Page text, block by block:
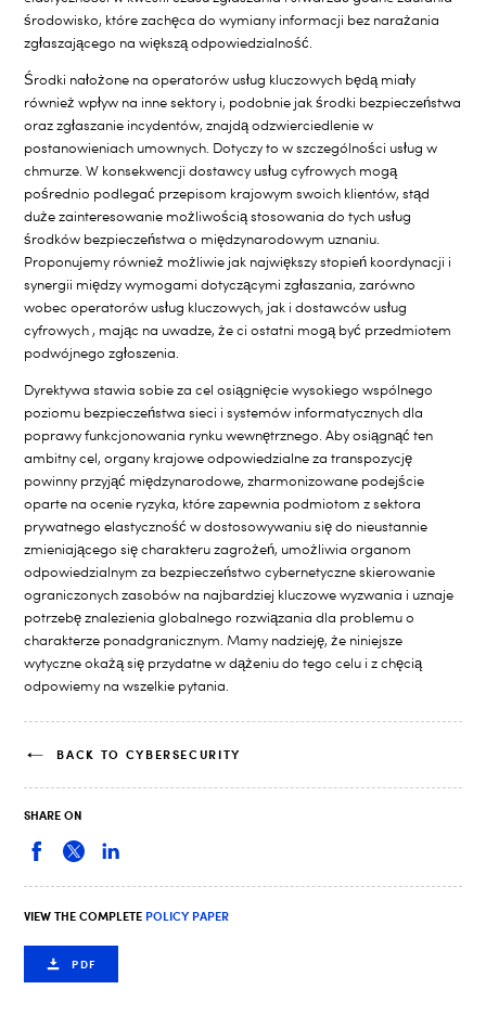
środowisko, które zachęca do wymiany informacji bez narażania
zgłaszającego na większą odpowiedzialność.
Środki nałożone na operatorów usług kluczowych będą miały
również wpływ na inne sektory i, podobnie jak środki bezpieczeństwa
oraz zgłaszanie incydentów, znajdą odzwierciedlenie w
postanowieniach umownych. Dotyczy to w szczególności usług w
chmurze. W konsekwencji dostawcy usług cyfrowych mogą
pośrednio podlegać przepisom krajowym swoich klientów, stąd
duże zainteresowanie możliwością stosowania do tych usług
środków bezpieczeństwa o międzynarodowym uznaniu.
Proponujemy również możliwie jak największy stopień koordynacji i
synergii między wymogami dotyczącymi zgłaszania, zarówno
wobec operatorów usług kluczowych, jak i dostawców usług
cyfrowych , mając na uwadze, że ci ostatni mogą być przedmiotem
podwójnego zgłoszenia.
Dyrektywa stawia sobie za cel osiągnięcie wysokiego wspólnego
poziomu bezpieczeństwa sieci i systemów informatycznych dla
poprawy funkcjonowania rynku wewnętrznego. Aby osiągnąć ten
ambitny cel, organy krajowe odpowiedzialne za transpozycję
powinny przyjąć międzynarodowe, zharmonizowane podejście
oparte na ocenie ryzyka, które zapewnia podmiotom z sektora
prywatnego elastyczność w dostosowywaniu się do nieustannie
zmieniającego się charakteru zagrożeń, umożliwia organom
odpowiedzialnym za bezpieczeństwo cybernetyczne skierowanie
ograniczonych zasobów na najbardziej kluczowe wyzwania i uznaje
potrzebę znalezienia globalnego rozwiązania dla problemu o
charakterze ponadgranicznym. Mamy nadzieję, że niniejsze
wytyczne okażą się przydatne w dążeniu do tego celu i z chęcią
odpowiemy na wszelkie pytania.
BACK TO CYBERSECURITY
SHARE ON
VIEW THE COMPLETE POLICY PAPER
PDF